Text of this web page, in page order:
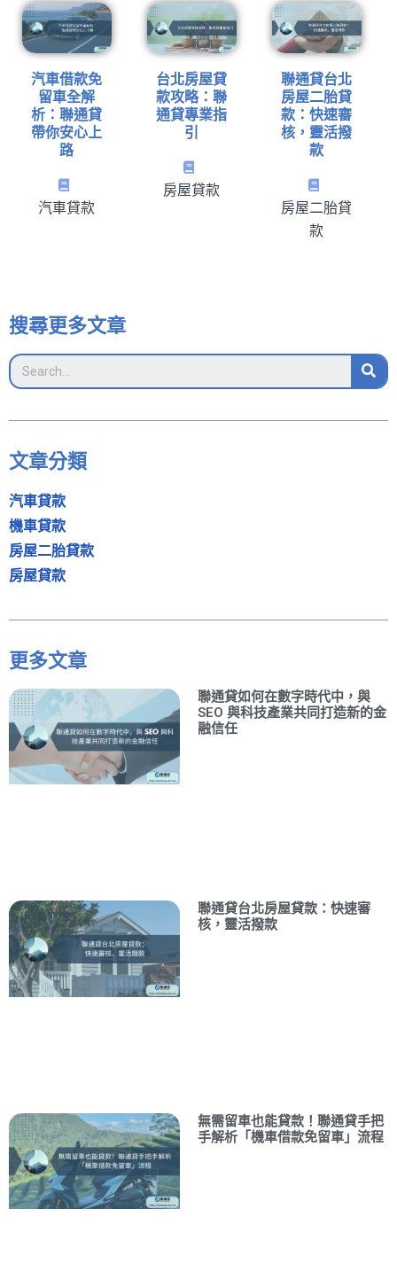
汽車借款免
留車全解
析：聯通貸
帶你安心上
路
汽車貸款
台北房屋貸
款攻略：聯
通貸專業指
引
房屋貸款
聯通貸台北
房屋二胎貸
款：快速審
核，靈活撥
款
房屋二胎貸
款
搜尋更多文章
文章分類
汽車貸款
機車貸款
房屋二胎貸款
房屋貸款
更多文章
聯通貸如何在數字時代中，與
SEO 與科技產業共同打造新的金
融信任
聯通貸台北房屋貸款：快速審
核，靈活撥款
無需留車也能貸款！聯通貸手把
手解析「機車借款免留車」流程